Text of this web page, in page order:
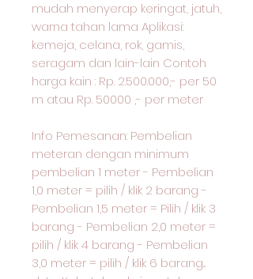
mudah menyerap keringat, jatuh,
warna tahan lama Aplikasi:
kemeja, celana, rok, gamis,
seragam dan lain-lain Contoh
harga kain : Rp. 2.500.000,- per 50
m atau Rp. 50000 ,- per meter
Info Pemesanan: Pembelian
meteran dengan minimum
pembelian 1 meter - Pembelian
1,0 meter = pilih / klik 2 barang -
Pembelian 1,5 meter = Pilih / klik 3
barang - Pembelian 2,0 meter =
pilih / klik 4 barang - Pembelian
3,0 meter = pilih / klik 6 barang...